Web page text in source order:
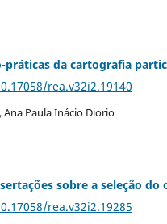
da cartografia
rea.v32i2.19140
Ana Paula Inácio Diorio
sobre a seleção
rea.v32i2.19285